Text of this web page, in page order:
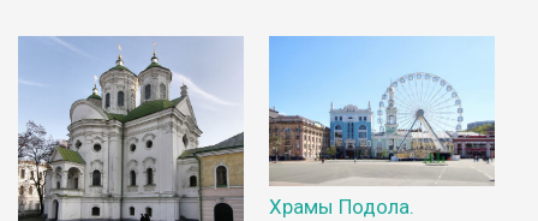
Храмы Подола.